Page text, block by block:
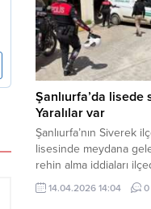
Merkezi – Şanlıurfa
Jandarma Komutanlığı
gerçekleştirilen
Kaçakçılarına Yönelik
Şanlıurfa’da lisede
Yaralılar var
Şanlıurfa’nın Siverek
lisesinde meydana
rehin alma iddiaları
neden oldu. Olay
harekat polisi ve sağlık
14.04.2026 14:04 0